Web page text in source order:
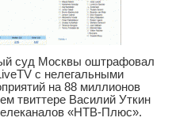
суд Москвы оштрафовал
с нелегальными
на 88 миллионов
твиттере Василий Уткин
«НТВ-Плюс».